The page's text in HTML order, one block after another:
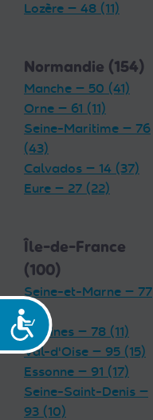
Accessibilité
Lozère — 48 (11)
Normandie (154)
Manche — 50 (41)
Orne — 61 (11)
Seine-Maritime — 76
(43)
Calvados — 14 (37)
Eure — 27 (22)
Île-de-France
(100)
Seine-et-Marne — 77
(19)
Yvelines — 78 (11)
Val-d'Oise — 95 (15)
Essonne — 91 (17)
Seine-Saint-Denis —
93 (10)